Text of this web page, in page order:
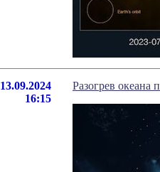
13.09.2024
16:15
Разогрев